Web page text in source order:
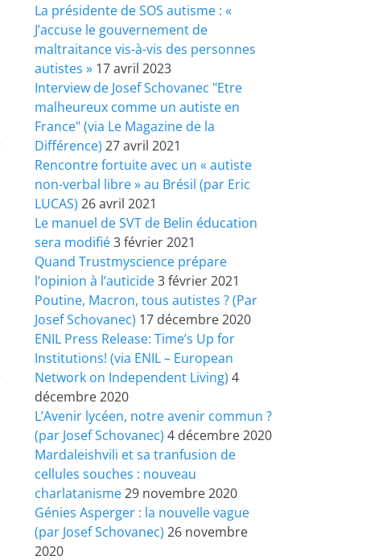
La présidente de SOS autisme : «
J’accuse le gouvernement de
maltraitance vis-à-vis des personnes
autistes » 17 avril 2023
Interview de Josef Schovanec "Etre
malheureux comme un autiste en
France" (via Le Magazine de la
Différence) 27 avril 2021
Rencontre fortuite avec un « autiste
non-verbal libre » au Brésil (par Eric
LUCAS) 26 avril 2021
Le manuel de SVT de Belin éducation
sera modifié3 février 2021
Quand Trustmyscience prépare
l’opinion à l’auticide3 février 2021
Poutine, Macron, tous autistes ? (Par
Josef Schovanec) 17 décembre 2020
ENIL Press Release: Time’s Up for
Institutions! (via ENIL – European
Network on Independent Living) 4
décembre 2020
L’Avenir lycéen, notre avenir commun ?
(par Josef Schovanec) 4 décembre 2020
Mardaleishvili et sa tranfusion de
cellules souches : nouveau
charlatanisme29 novembre 2020
Génies Asperger : la nouvelle vague
(par Josef Schovanec) 26 novembre
2020